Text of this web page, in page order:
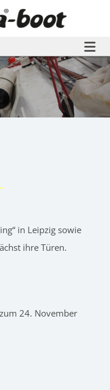
in Leipzig sowie
ihre Türen.
24. November